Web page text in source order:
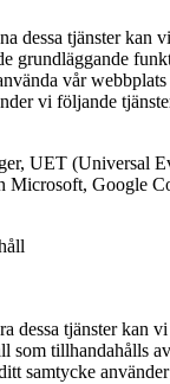
dessa tjänster kan
grundläggande
vår
vi följande
UET (Universal
Microsoft, Google
dessa tjänster kan
som tillhandahålls
samtycke